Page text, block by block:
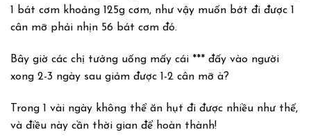
1 bát cơm khoảng 125g cơm, như vậy muốn bớt đi được 1
cân mỡ phải nhịn 56 bát cơm đó.
Bây giờ các chị tưởng uống mấy cái *** đấy vào người
xong 2-3 ngày sau giảm được 1-2 cân mỡ à?
Trong 1 vài ngày không thể ăn hụt đi được nhiều như thế,
và điều này cần thời gian để hoàn thành!